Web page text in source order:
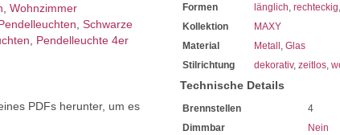
, Wohnzimmer
, Schwarze
, Pendelleuchte 4er
PDFs herunter, um es
Formen
länglich, rechteckig
Kollektion
MAXY
Material
Metall , Glas
Stilrichtung
dekorativ, zeitlos,
Technische Details
Brennstellen
4
Dimmbar
Nein